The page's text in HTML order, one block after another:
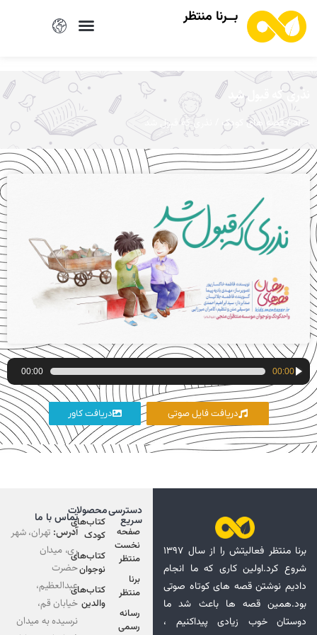
بــرنا منتظر
نذری که قبول شد
خانه/قصه های کودک / نذری که قبول شد
پخش‌کننده
صوت
00:00
00:00
دریافت فایل صوتی دریافت کاور
برنا منتظر فعالیتش را از سال ۱۳۹۷
شروع کرد.اولین کاری که ما انجام
دادیم نوشتن قصه های کوتاه صوتی
بود.همین قصه ها باعث شد ما
دوستان خوب زیادی پیداکنیم ،
دسترسی
سریع
صفحه
نخست
منتظر
برنا
منتظر
رسانه
رسمی
محصولات
کتاب‌های
کودک
کتاب‌های
نوجوان
کتاب‌های
والدین
تماس با ما
آدرس: تهران، شهر
ری، میدان
حضرت
عبدالعظیم،
خیابان قم،
نرسیده به میدان